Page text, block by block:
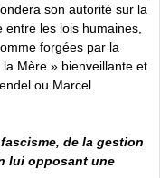
son autorité sur la
les lois humaines,
forgées par la
Mère » bienveillante et
ou Marcel
de la gestion
lui opposant une